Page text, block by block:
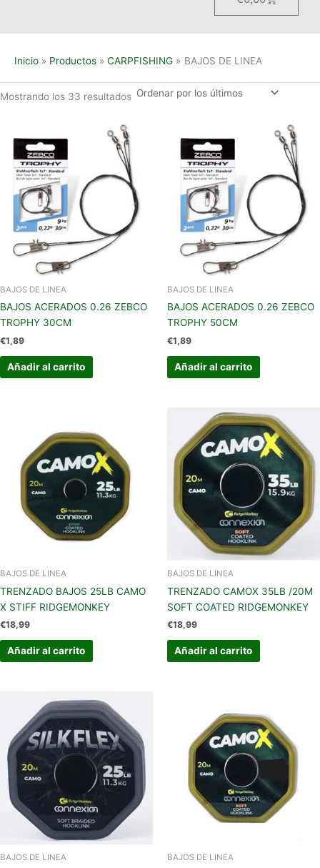
Inicio Productos CARPFISHING BAJOS DE LINEA
Mostrando los 33 resultados
BAJOS DE LINEA
BAJOS ACERADOS 0.26 ZEBCO
TROPHY 30CM
€1,89
Añadir al carrito
BAJOS DE LINEA
BAJOS ACERADOS 0.26 ZEBCO
TROPHY 50CM
€1,89
Añadir al carrito
BAJOS DE LINEA
TRENZADO BAJOS 25LB CAMO
X STIFF RIDGEMONKEY
€18,99
Añadir al carrito
BAJOS DE LINEA
TRENZADO CAMOX 35LB /20M
SOFT COATED RIDGEMONKEY
€18,99
Añadir al carrito
BAJOS DE LINEA
producto
tiene
múltiples
variantes.
Las
opciones
se
pueden
BAJOS DE LINEA
se